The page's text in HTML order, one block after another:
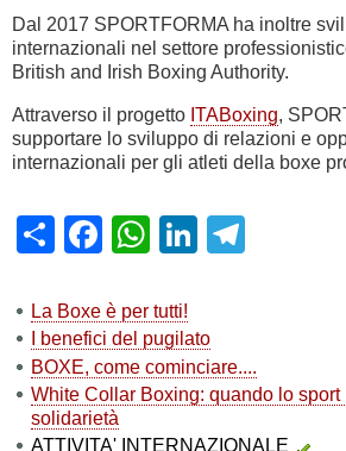
Dal 2017 SPORTFORMA ha inoltre
internazionali nel settore
British and Irish Boxing Authority.
Attraverso il progetto ITABoxing,
supportare lo sviluppo di relazioni e
internazionali per gli atleti della boxe
ShareFacebook
WhatsApp
LinkedIn
La Boxe è per tutti!
I benefici del pugilato
BOXE, come cominciare....
White Collar Boxing: quando lo sport
solidarietà
ATTIVITA' INTERNAZIONALE